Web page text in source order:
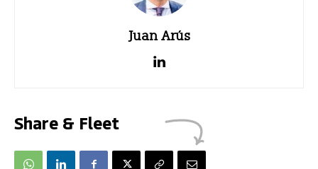
Juan Arús
Share & Fleet